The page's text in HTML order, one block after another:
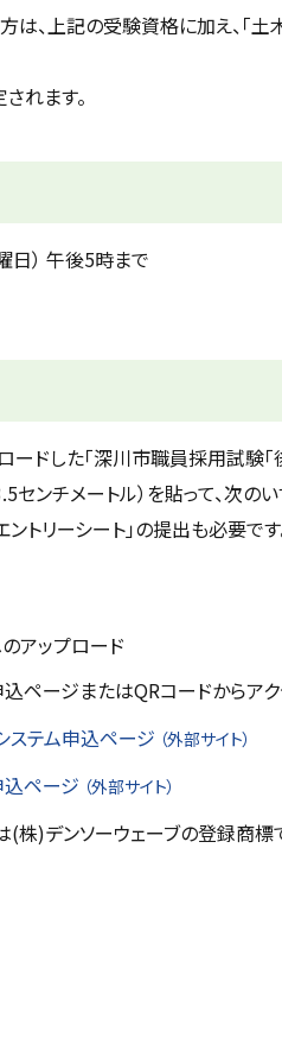
は、上記の受験資格に加え、「
れます。
日） 午後5時まで
ドした「深川市職員採用試験「
ンチメートル）を貼って、次の
トリーシート」の提出も必要です
アップロード
ージまたはQRコードからアク
ステム申込ページ （外部サイト）
込ページ （外部サイト）
(株)デンソーウェーブの登録商標